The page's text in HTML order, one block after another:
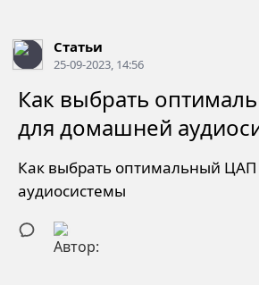
Статьи
25-09-2023, 14:56
Как выбрать
для домашней
Как выбрать оптимальный
аудиосистемы